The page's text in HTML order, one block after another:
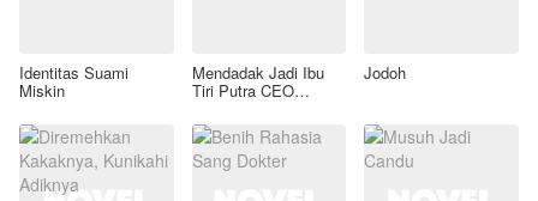
Identitas Suami
Miskin
Mendadak Jadi Ibu
Tiri Putra CEO
Jodoh